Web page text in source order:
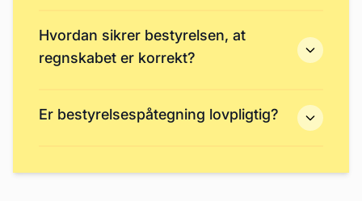
Hvordan sikrer bestyrelsen, at
regnskabet er korrekt?
Er bestyrelsespåtegning lovpligtig?